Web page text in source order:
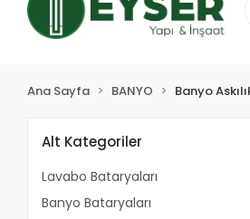
Ana Sayfa BANYO Banyo
Alt Kategoriler
Lavabo Bataryaları
Banyo Bataryaları